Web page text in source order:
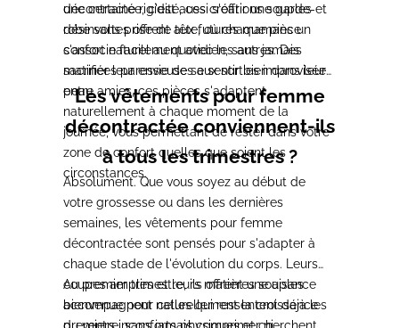
une certaine rigidité, ces créations souples et
désinvoltes offrent aux futures mamans un
confort naturel au quotidien, sans jamais
sacrifier leur envie de se sentir bien dans leur
peau.
décontractée, c'est aussi s'offrir une garde-
robe sans prise de tête, où chaque pièce
s'associe facilement avec les autres. Des
matinées paresseuses aux sorties improvisées
entre amies, ces pièces s'adaptent
naturellement à chaque moment de la
journée, vous permettant de rester dans votre
zone de confort quelles que soient les
circonstances.
Les vêtements pour femme
décontractée conviennent-ils
à tous les trimestres ?
Absolument. Que vous soyez au début de
votre grossesse ou dans les dernières
semaines, les vêtements pour femme
décontractée sont pensés pour s'adapter à
chaque stade de l'évolution du corps. Leurs
coupes amples et leurs matières souples
accompagnent naturellement la croissance
du ventre, sans jamais comprimer ni
Au premier trimestre, ils offrent une aisance
bienvenue pour celles qui ressentent déjà les
premiers inconforts physiques et cherchent